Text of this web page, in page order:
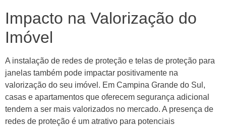
Impacto na Valorização do
Imóvel
A instalação de redes de proteção e telas de proteção para
janelas também pode impactar positivamente na
valorização do seu imóvel. Em Campina Grande do Sul,
casas e apartamentos que oferecem segurança adicional
tendem a ser mais valorizados no mercado. A presença de
redes de proteção é um atrativo para potenciais